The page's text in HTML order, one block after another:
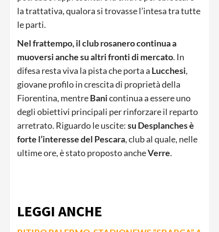
la trattativa, qualora si trovasse l’intesa tra tutte
le parti.
Nel frattempo, il club rosanero continua a
muoversi anche su altri fronti di mercato. In
difesa resta viva la pista che porta a Lucchesi,
giovane profilo in crescita di proprietà della
Fiorentina, mentreBanicontinua a essere uno
degli obiettivi principali per rinforzare il reparto
arretrato. Riguardo le uscite:su Desplanches è
forte l’interesse del Pescara, club al quale, nelle
ultime ore, è stato proposto ancheVerre.
LEGGI ANCHE